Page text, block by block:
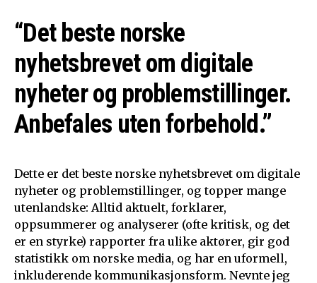
“Det beste norske
nyhetsbrevet om digitale
nyheter og problemstillinger.
Anbefales uten forbehold.”
Dette er det beste norske nyhetsbrevet om digitale
nyheter og problemstillinger, og topper mange
utenlandske: Alltid aktuelt, forklarer,
oppsummerer og analyserer (ofte kritisk, og det
er en styrke) rapporter fra ulike aktører, gir god
statistikk om norske media, og har en uformell,
inkluderende kommunikasjonsform. Nevnte jeg